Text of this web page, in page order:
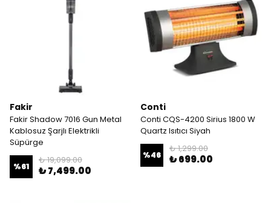
Fakir
Fakir Shadow 7016 Gun Metal
Kablosuz Şarjlı Elektrikli
Süpürge
%61
₺ 19,099.00
₺ 7,499.00
Conti
Conti CQS-4200 Sirius 1800 W
Quartz Isıtıcı Siyah
%46
₺ 1,299.00
₺ 699.00